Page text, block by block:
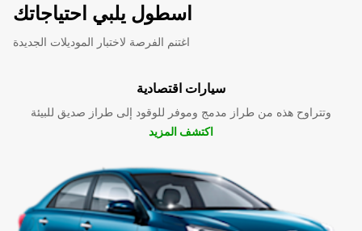
اسطول يلبي احتياجاتك
اغتنم الفرصة لاختبار الموديلات الجديدة
سيارات اقتصادية
وتتراوح هذه من طراز مدمج وموفر للوقود إلى طراز صديق للبيئة
اكتشف المزيد